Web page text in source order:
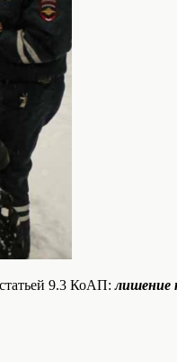
статьей 9.3 КоАП:лишение